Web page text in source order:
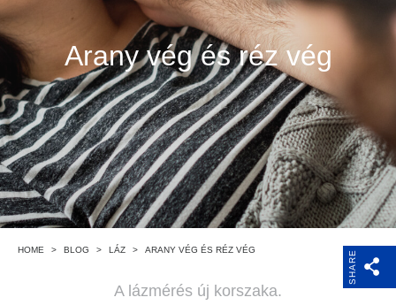
Blog
Microlife
Vásárlás
Arany vég és réz vég
HOME > BLOG > LÁZ > ARANY VÉG ÉS RÉZ VÉG SHARE
A lázmérés új korszaka.